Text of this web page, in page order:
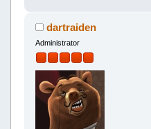
dartraiden
Administrator